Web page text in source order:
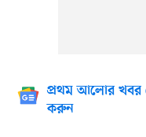
প্রথম আলোর খবর
করুন